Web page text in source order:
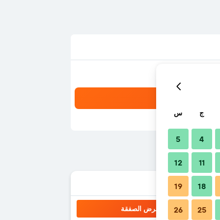
عرض الصفقة
ج س
4
5
11
12
18
19
25
26